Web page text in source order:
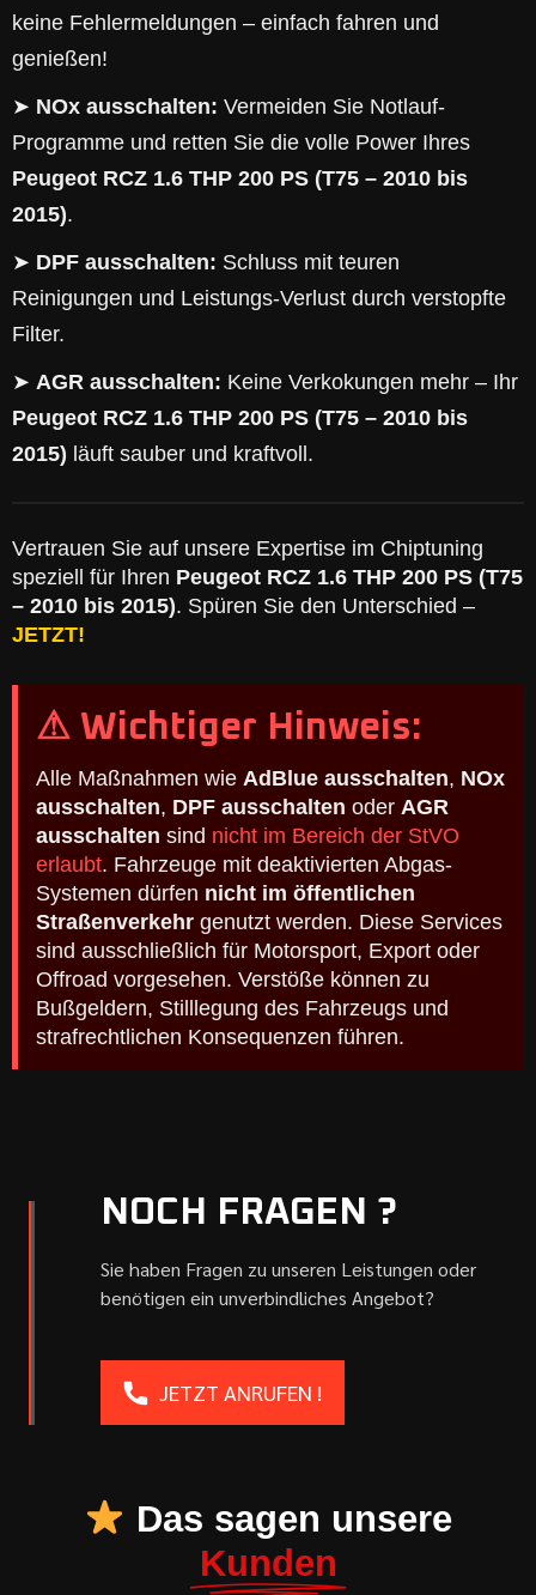
keine Fehlermeldungen – einfach fahren und
genießen!
➤ NOx ausschalten: Vermeiden Sie Notlauf-
Programme und retten Sie die volle Power Ihres
Peugeot RCZ 1.6 THP 200 PS (T75 – 2010 bis
2015).
➤ DPF ausschalten: Schluss mit teuren
Reinigungen und Leistungs-Verlust durch verstopfte
Filter.
➤ AGR ausschalten: Keine Verkokungen mehr – Ihr
Peugeot RCZ 1.6 THP 200 PS (T75 – 2010 bis
2015) läuft sauber und kraftvoll.
Vertrauen Sie auf unsere Expertise im Chiptuning
speziell für Ihren Peugeot RCZ 1.6 THP 200 PS (T75
– 2010 bis 2015). Spüren Sie den Unterschied –
JETZT!
⚠ Wichtiger Hinweis:
Alle Maßnahmen wie AdBlue ausschalten, NOx
ausschalten, DPF ausschalten oder AGR
ausschalten sind nicht im Bereich der StVO
erlaubt. Fahrzeuge mit deaktivierten Abgas-
Systemen dürfen nicht im öffentlichen
Straßenverkehr genutzt werden. Diese Services
sind ausschließlich für Motorsport, Export oder
Offroad vorgesehen. Verstöße können zu
Bußgeldern, Stilllegung des Fahrzeugs und
strafrechtlichen Konsequenzen führen.
NOCH FRAGEN ?
Sie haben Fragen zu unseren Leistungen oder
benötigen ein unverbindliches Angebot?
JETZT ANRUFEN !
Das sagen unsere
Kunden